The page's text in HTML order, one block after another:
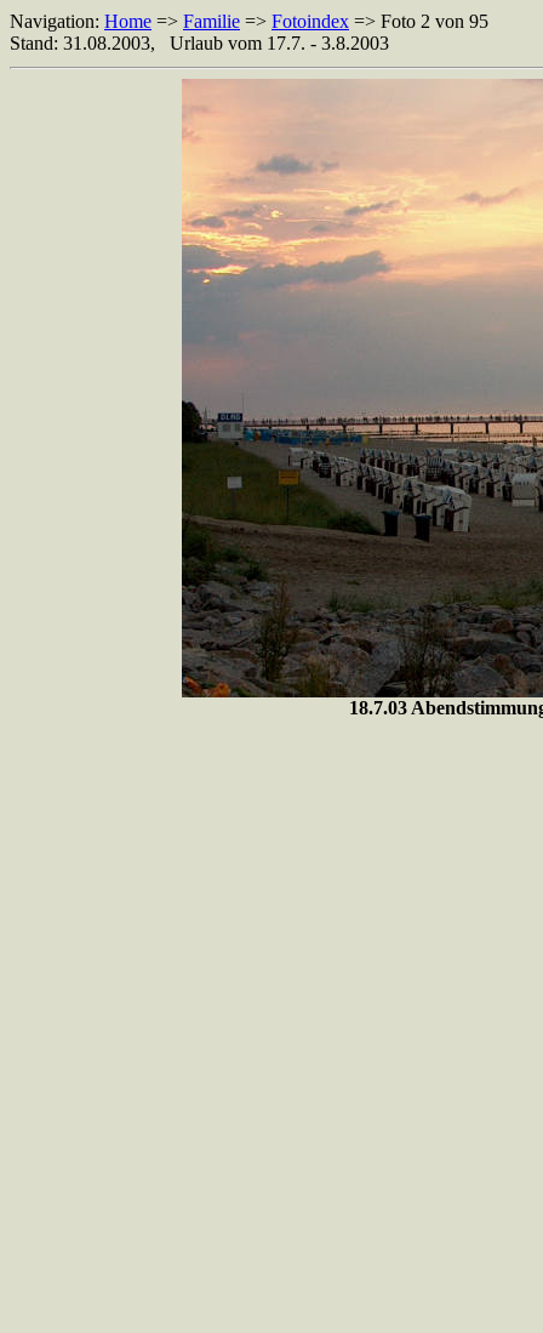
Navigation: Home => Familie => Fotoindex => Foto 2 von 95
Stand: 31.08.2003, Urlaub vom 17.7. - 3.8.2003
18.7.03